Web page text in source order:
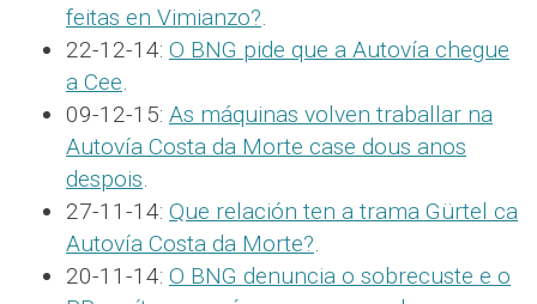
feitas en Vimianzo?.
22-12-14: O BNG pide que a Autovía chegue
a Cee.
09-12-15: As máquinas volven traballar na
Autovía Costa da Morte case dous anos
despois.
27-11-14: Que relación ten a trama Gürtel ca
Autovía Costa da Morte?.
20-11-14: O BNG denuncia o sobrecuste e o